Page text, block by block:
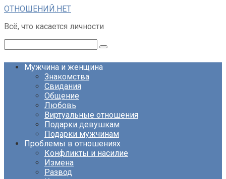
Перейти
контенту
ОТНОШЕНИЙ.НЕТ
Всё, что касается личности
Мужчина и женщина
Знакомства
Свидания
Общение
Любовь
Виртуальные отношения
Подарки девушкам
Подарки мужчинам
Проблемы в отношениях
Конфликты и насилие
Измена
Развод